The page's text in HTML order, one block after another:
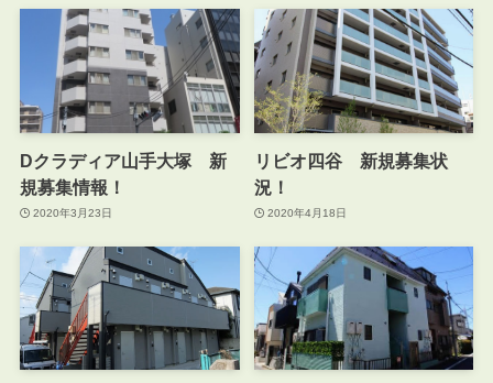
Dクラディア山手大塚 新
規募集情報！
2020年3月23日
リビオ四谷 新規募集状
況！
2020年4月18日